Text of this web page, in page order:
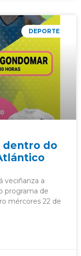
DEPORTE
dentro do
veciñanza a
programa de
mércores 22 de